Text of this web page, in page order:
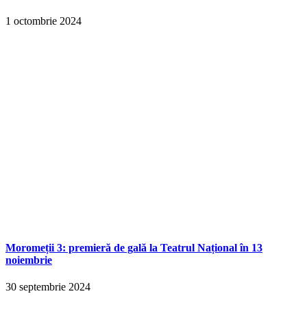
1 octombrie 2024
Moromeții 3: premieră de gală la Teatrul Național în 13
noiembrie
30 septembrie 2024